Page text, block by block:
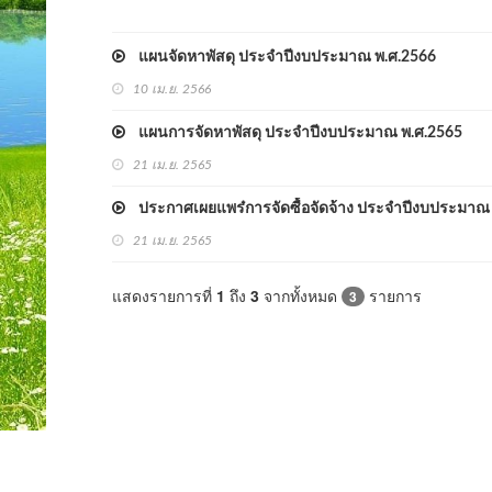
แผนจัดหาพัสดุ ประจำปีงบประมาณ พ.ศ.2566
10 เม.ย. 2566
แผนการจัดหาพัสดุ ประจำปีงบประมาณ พ.ศ.2565
21 เม.ย. 2565
ประกาศเผยแพร๋การจัดซื้อจัดจ้าง ประจำปีงบประมาณ
21 เม.ย. 2565
แสดงรายการที่ 1 ถึง 3 จากทั้งหมด 3 รายการ